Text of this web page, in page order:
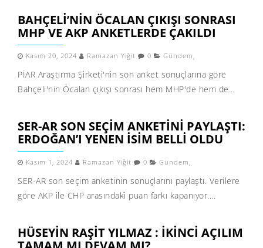
BAHÇELI’NIN ÖCALAN ÇIKIŞI SONRASI
MHP VE AKP ANKETLERDE ÇAKILDI
Kasım 20, 2024 Ramazan Yiğit 0 Gündem ,
PİAR Araştırma Şirketi'nin son anket sonuçlarına göre
Bahçeli'nin Öcalan çıkışı sonrası hem MHP'de hem de...
SER-AR SON SEÇIM ANKETINI PAYLAŞTI:
ERDOĞAN’I YENEN ISIM BELLI OLDU
Kasım 1, 2024 Ramazan Yiğit 0 Gündem ,
SER-AR son seçim anketinin sonuçlarını paylaştı. Verilere
göre AKP ile CHP arasındaki puan farkı kapanıyor....
HÜSEYIN RAŞIT YILMAZ : İKINCI AÇILIM